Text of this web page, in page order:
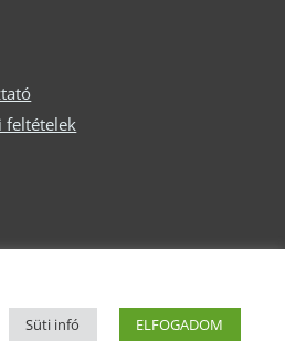
feltételek
Süti infó ELFOGADOM